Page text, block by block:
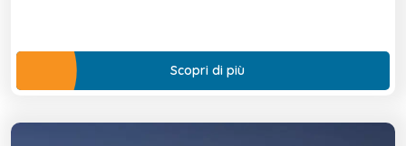
Scopri di più